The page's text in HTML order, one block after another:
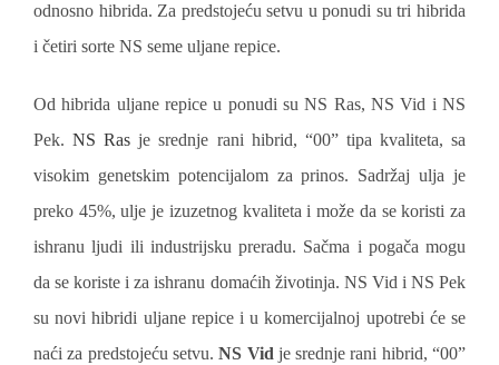
odnosno hibrida. Za predstojeću setvu u ponudi su tri hibrida
i četiri sorte NS seme uljane repice.
Od hibrida uljane repice u ponudi su NS Ras, NS Vid i NS
Pek.NS Ras je srednje rani hibrid, “00” tipa kvaliteta, sa
visokim genetskim potencijalom za prinos. Sadržaj ulja je
preko 45%, ulje je izuzetnog kvaliteta i može da se koristi za
ishranu ljudi ili industrijsku preradu. Sačma i pogača mogu
da se koriste i za ishranu domaćih životinja. NS Vid i NS Pek
su novi hibridi uljane repice i u komercijalnoj upotrebi će se
naći za predstojeću setvu.NS Vidje srednje rani hibrid, “00”